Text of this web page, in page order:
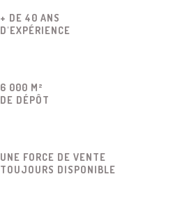
+ DE 40 ANS
D'EXPÉRIENCE
6 000 M²
DE DÉPÔT
UNE FORCE DE VENTE
TOUJOURS DISPONIBLE